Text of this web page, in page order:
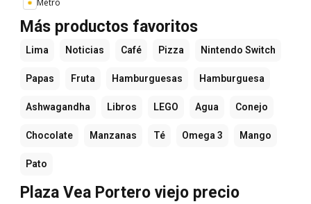
Metro
Más productos favoritos
Lima Noticias Café Pizza Nintendo Switch
Papas Fruta Hamburguesas Hamburguesa
Ashwagandha Libros LEGO Agua Conejo
Chocolate Manzanas Té Omega 3 Mango
Pato
Plaza Vea Portero viejo precio